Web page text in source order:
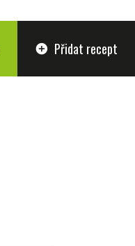
add_circle Přidat recept